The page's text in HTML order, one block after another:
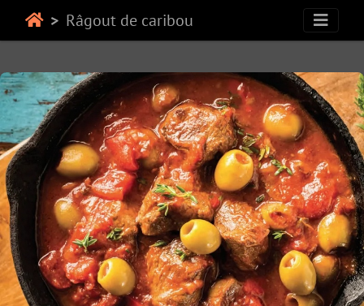
Râgout de caribou